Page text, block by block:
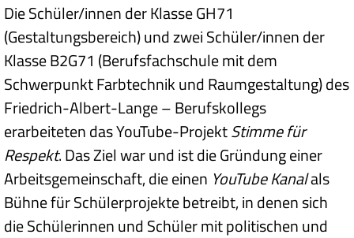
Die Schüler/innen der Klasse GH71
(Gestaltungsbereich) und zwei Schüler/innen der
Klasse B2G71 (Berufsfachschule mit dem
Schwerpunkt Farbtechnik und Raumgestaltung) des
Friedrich-Albert-Lange – Berufskollegs
erarbeiteten das YouTube-ProjektStimme für
Respekt. Das Ziel war und ist die Gründung einer
Arbeitsgemeinschaft, die einen YouTube Kanalals
Bühne für Schülerprojekte betreibt, in denen sich
die Schülerinnen und Schüler mit politischen und